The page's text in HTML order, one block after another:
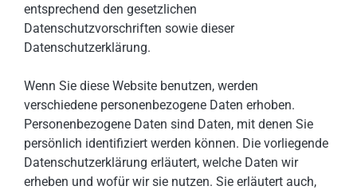
entsprechend den gesetzlichen
Datenschutzvorschriften sowie dieser
Datenschutzerklärung.
Wenn Sie diese Website benutzen, werden
verschiedene personenbezogene Daten erhoben.
Personenbezogene Daten sind Daten, mit denen Sie
persönlich identifiziert werden können. Die vorliegende
Datenschutzerklärung erläutert, welche Daten wir
erheben und wofür wir sie nutzen. Sie erläutert auch,